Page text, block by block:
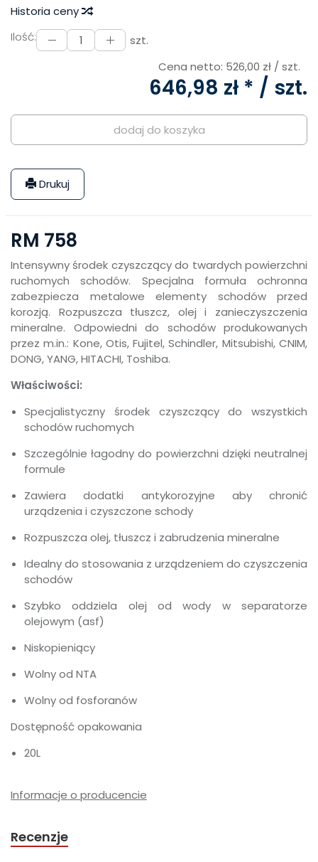
Historia ceny
Ilość:
szt.
Cena netto: 526,00 zł / szt.
646,98 zł * / szt.
dodaj do koszyka
Drukuj
RM 758
Intensywny środek czyszczący do twardych powierzchni
ruchomych schodów. Specjalna formuła ochronna
zabezpiecza metalowe elementy schodów przed
korozją. Rozpuszcza tłuszcz, olej i zanieczyszczenia
mineralne. Odpowiedni do schodów produkowanych
przez m.in.: Kone, Otis, Fujitel, Schindler, Mitsubishi, CNIM,
DONG, YANG, HITACHI, Toshiba.
Właściwości:
Specjalistyczny środek czyszczący do wszystkich
schodów ruchomych
Szczególnie łagodny do powierzchni dzięki neutralnej
formule
Zawiera dodatki antykorozyjne aby chronić
urządzenia i czyszczone schody
Rozpuszcza olej, tłuszcz i zabrudzenia mineralne
Idealny do stosowania z urządzeniem do czyszczenia
schodów
Szybko oddziela olej od wody w separatorze
olejowym (asf)
Niskopieniący
Wolny od NTA
Wolny od fosforanów
Dostępność opakowania
20L
Informacje o producencie
Recenzje